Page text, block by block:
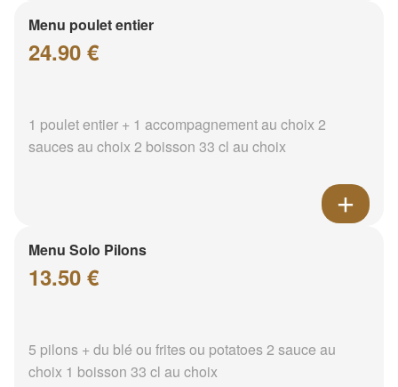
Menu poulet entier
24.90 €
1 poulet entier + 1 accompagnement au choix 2
sauces au choix 2 boisson 33 cl au choix
Menu Solo Pilons
13.50 €
5 pilons + du blé ou frites ou potatoes 2 sauce au
choix 1 boisson 33 cl au choix